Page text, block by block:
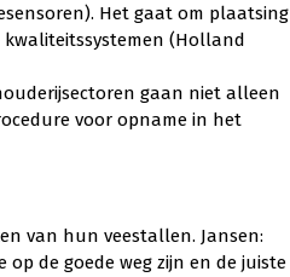
Het gaat om plaatsing
(Holland
gaan niet alleen
voor opname in het
van hun veestallen. Jansen:
de goede weg zijn en de juiste